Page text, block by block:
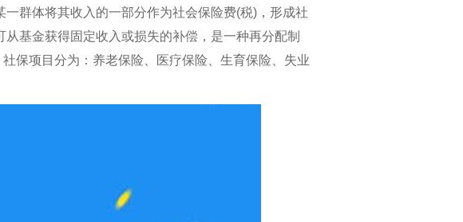
群体将其收入的一部分作为社会保险费(税)，形成社
基金获得固定收入或损失的补偿，是一种再分配制
保项目分为：养老保险、医疗保险、生育保险、失业